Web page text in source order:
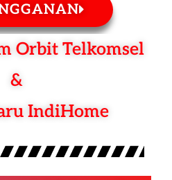
Orbit Telkomsel
&
IndiHome